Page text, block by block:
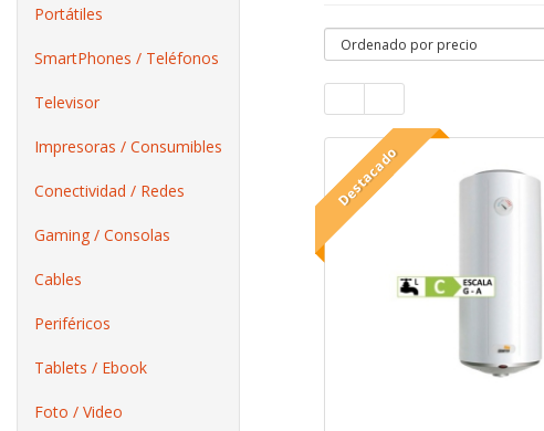
Portátiles
SmartPhones / Teléfonos
Televisor
Impresoras / Consumibles
Conectividad / Redes
Gaming / Consolas
Cables
Periféricos
Tablets / Ebook
Foto / Video
Destacado